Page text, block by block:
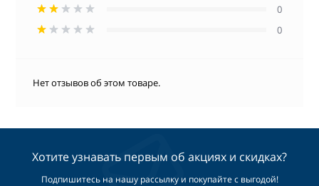
0
0
Нет отзывов об этом товаре.
Хотите узнавать первым об акциях и скидках?
Подпишитесь на нашу рассылку и покупайте с выгодой!